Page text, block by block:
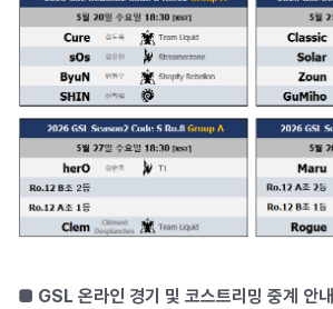
■ GSL 온라인 경기 및 코스트리밍 중계 안내